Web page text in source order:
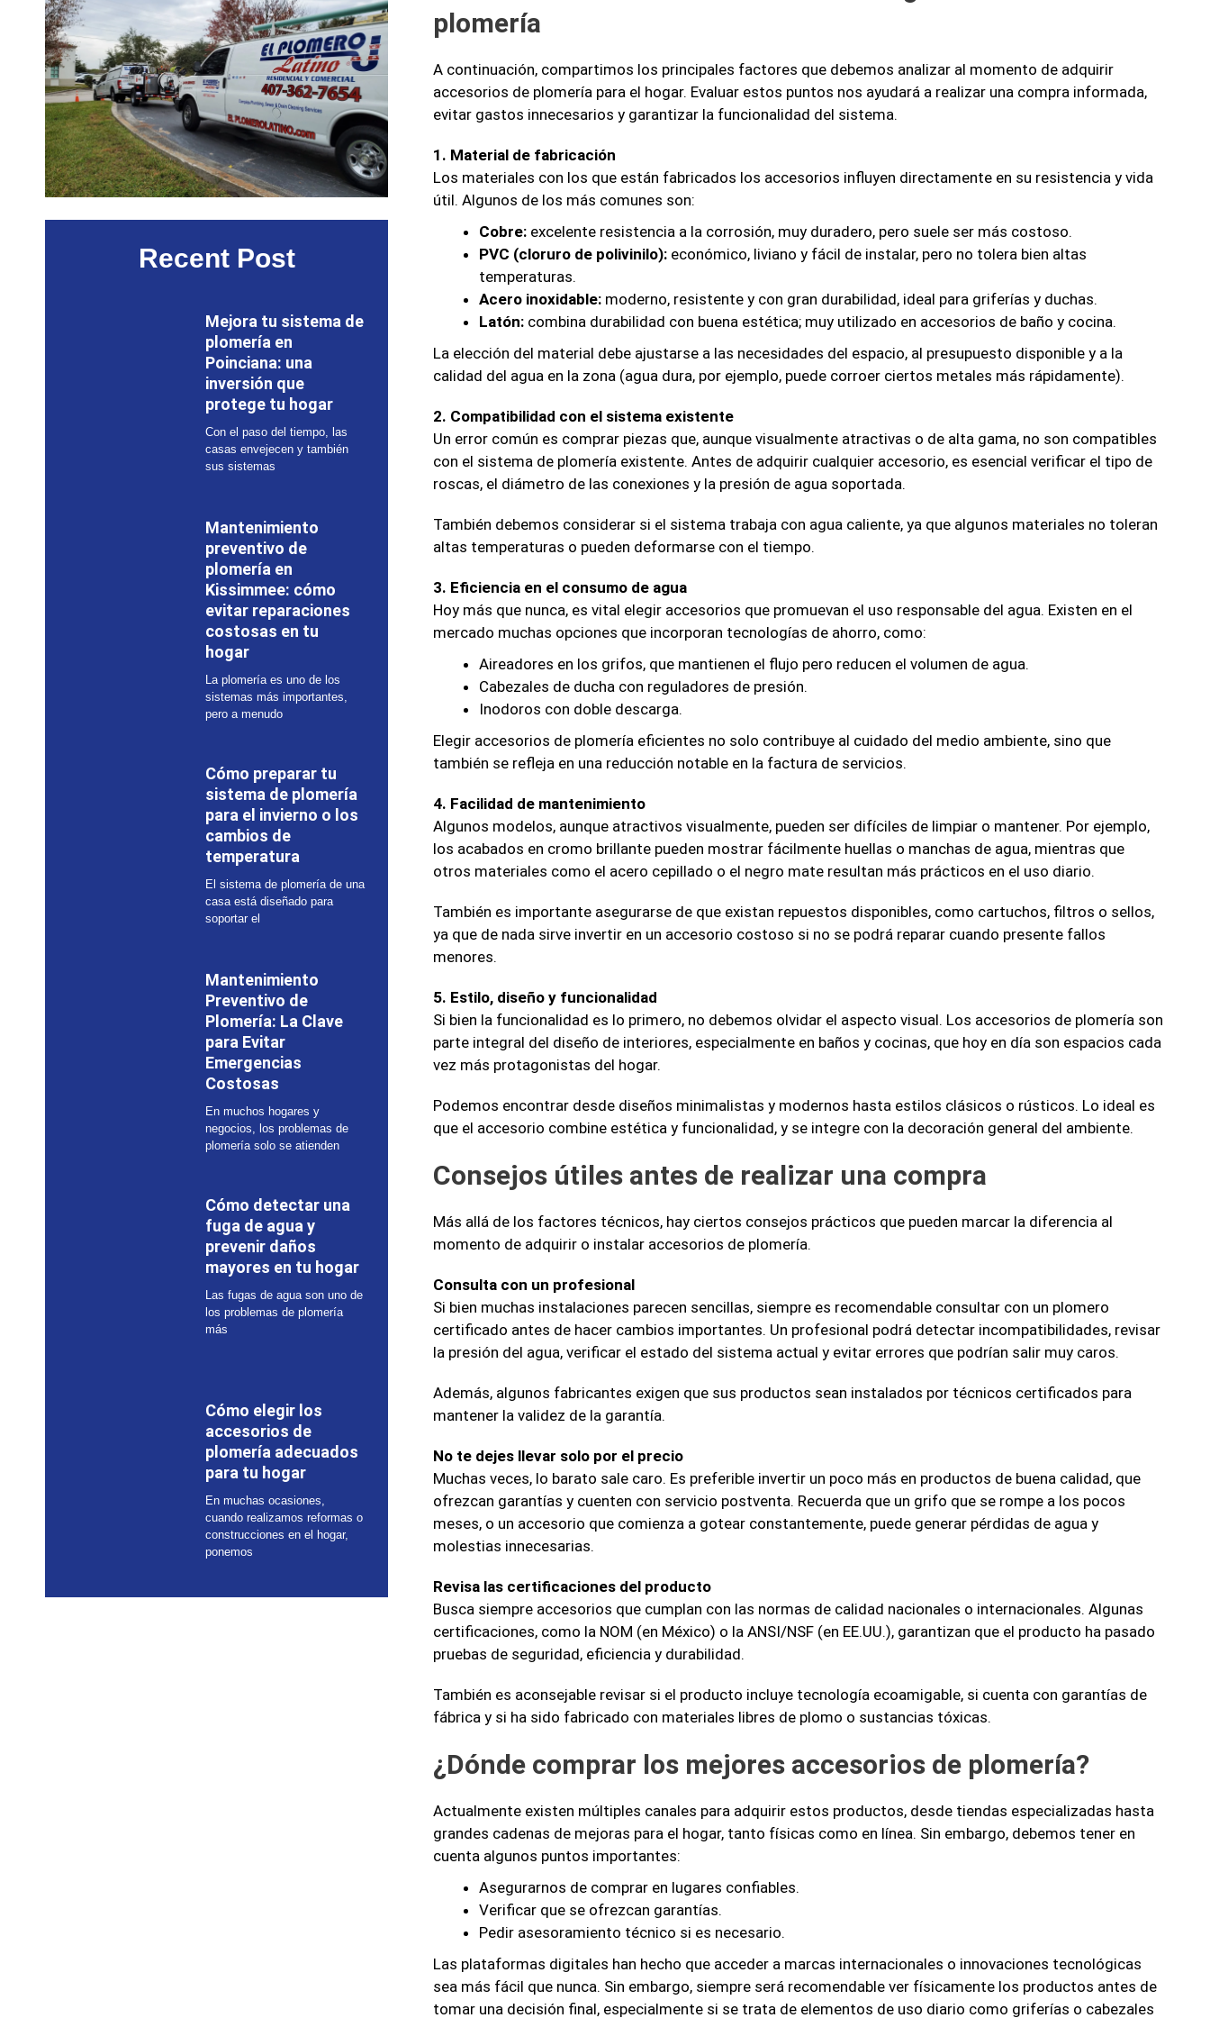
Recent Post
Mejora tu sistema de
plomería en
Poinciana: una
inversión que
protege tu hogar
Con el paso del tiempo, las
casas envejecen y también
sus sistemas
Mantenimiento
preventivo de
plomería en
Kissimmee: cómo
evitar reparaciones
costosas en tu
hogar
La plomería es uno de los
sistemas más importantes,
pero a menudo
Cómo preparar tu
sistema de plomería
para el invierno o los
cambios de
temperatura
El sistema de plomería de una
casa está diseñado para
soportar el
Mantenimiento
Preventivo de
Plomería: La Clave
para Evitar
Emergencias
Costosas
En muchos hogares y
negocios, los problemas de
plomería solo se atienden
Cómo detectar una
fuga de agua y
prevenir daños
mayores en tu hogar
Las fugas de agua son uno de
los problemas de plomería
más
Cómo elegir los
accesorios de
plomería adecuados
para tu hogar
En muchas ocasiones,
cuando realizamos reformas o
construcciones en el hogar,
ponemos
plomería
A continuación, compartimos los principales factores que debemos analizar al momento de adquirir
accesorios de plomería para el hogar. Evaluar estos puntos nos ayudará a realizar una compra informada,
evitar gastos innecesarios y garantizar la funcionalidad del sistema.
1. Material de fabricación
Los materiales con los que están fabricados los accesorios influyen directamente en su resistencia y vida
útil. Algunos de los más comunes son:
Cobre: excelente resistencia a la corrosión, muy duradero, pero suele ser más costoso.
PVC (cloruro de polivinilo): económico, liviano y fácil de instalar, pero no tolera bien altas
temperaturas.
Acero inoxidable: moderno, resistente y con gran durabilidad, ideal para griferías y duchas.
Latón: combina durabilidad con buena estética; muy utilizado en accesorios de baño y cocina.
La elección del material debe ajustarse a las necesidades del espacio, al presupuesto disponible y a la
calidad del agua en la zona (agua dura, por ejemplo, puede corroer ciertos metales más rápidamente).
2. Compatibilidad con el sistema existente
Un error común es comprar piezas que, aunque visualmente atractivas o de alta gama, no son compatibles
con el sistema de plomería existente. Antes de adquirir cualquier accesorio, es esencial verificar el tipo de
roscas, el diámetro de las conexiones y la presión de agua soportada.
También debemos considerar si el sistema trabaja con agua caliente, ya que algunos materiales no toleran
altas temperaturas o pueden deformarse con el tiempo.
3. Eficiencia en el consumo de agua
Hoy más que nunca, es vital elegir accesorios que promuevan el uso responsable del agua. Existen en el
mercado muchas opciones que incorporan tecnologías de ahorro, como:
Aireadores en los grifos, que mantienen el flujo pero reducen el volumen de agua.
Cabezales de ducha con reguladores de presión.
Inodoros con doble descarga.
Elegir accesorios de plomería eficientes no solo contribuye al cuidado del medio ambiente, sino que
también se refleja en una reducción notable en la factura de servicios.
4. Facilidad de mantenimiento
Algunos modelos, aunque atractivos visualmente, pueden ser difíciles de limpiar o mantener. Por ejemplo,
los acabados en cromo brillante pueden mostrar fácilmente huellas o manchas de agua, mientras que
otros materiales como el acero cepillado o el negro mate resultan más prácticos en el uso diario.
También es importante asegurarse de que existan repuestos disponibles, como cartuchos, filtros o sellos,
ya que de nada sirve invertir en un accesorio costoso si no se podrá reparar cuando presente fallos
menores.
5. Estilo, diseño y funcionalidad
Si bien la funcionalidad es lo primero, no debemos olvidar el aspecto visual. Los accesorios de plomería son
parte integral del diseño de interiores, especialmente en baños y cocinas, que hoy en día son espacios cada
vez más protagonistas del hogar.
Podemos encontrar desde diseños minimalistas y modernos hasta estilos clásicos o rústicos. Lo ideal es
que el accesorio combine estética y funcionalidad, y se integre con la decoración general del ambiente.
Consejos útiles antes de realizar una compra
Más allá de los factores técnicos, hay ciertos consejos prácticos que pueden marcar la diferencia al
momento de adquirir o instalar accesorios de plomería.
Consulta con un profesional
Si bien muchas instalaciones parecen sencillas, siempre es recomendable consultar con un plomero
certificado antes de hacer cambios importantes. Un profesional podrá detectar incompatibilidades, revisar
la presión del agua, verificar el estado del sistema actual y evitar errores que podrían salir muy caros.
Además, algunos fabricantes exigen que sus productos sean instalados por técnicos certificados para
mantener la validez de la garantía.
No te dejes llevar solo por el precio
Muchas veces, lo barato sale caro. Es preferible invertir un poco más en productos de buena calidad, que
ofrezcan garantías y cuenten con servicio postventa. Recuerda que un grifo que se rompe a los pocos
meses, o un accesorio que comienza a gotear constantemente, puede generar pérdidas de agua y
molestias innecesarias.
Revisa las certificaciones del producto
Busca siempre accesorios que cumplan con las normas de calidad nacionales o internacionales. Algunas
certificaciones, como la NOM (en México) o la ANSI/NSF (en EE.UU.), garantizan que el producto ha pasado
pruebas de seguridad, eficiencia y durabilidad.
También es aconsejable revisar si el producto incluye tecnología ecoamigable, si cuenta con garantías de
fábrica y si ha sido fabricado con materiales libres de plomo o sustancias tóxicas.
¿Dónde comprar los mejores accesorios de plomería?
Actualmente existen múltiples canales para adquirir estos productos, desde tiendas especializadas hasta
grandes cadenas de mejoras para el hogar, tanto físicas como en línea. Sin embargo, debemos tener en
cuenta algunos puntos importantes:
Asegurarnos de comprar en lugares confiables.
Verificar que se ofrezcan garantías.
Pedir asesoramiento técnico si es necesario.
Las plataformas digitales han hecho que acceder a marcas internacionales o innovaciones tecnológicas
sea más fácil que nunca. Sin embargo, siempre será recomendable ver físicamente los productos antes de
tomar una decisión final, especialmente si se trata de elementos de uso diario como griferías o cabezales